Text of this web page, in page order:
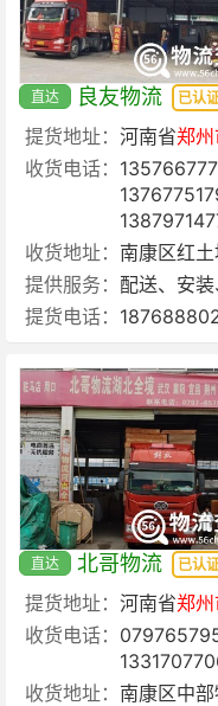
直达 良友物流 已认
提货地址： 河南省郑
收货电话：
收货地址： 南康区红
提供服务： 配送、安
提货电话：
直达 北哥物流 已认
提货地址： 河南省郑
收货电话：
收货地址： 南康区中